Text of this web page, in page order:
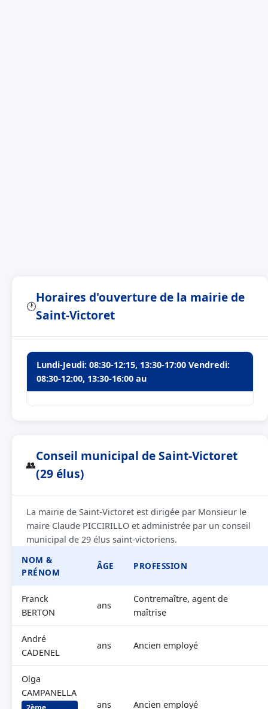
🕐
Horaires d'ouverture de la mairie de
Saint-Victoret
Lundi-Jeudi: 08:30-12:15, 13:30-17:00 Vendredi:
08:30-12:00, 13:30-16:00 au
👥
Conseil municipal de Saint-Victoret
(29 élus)
La mairie de Saint-Victoret est dirigée par Monsieur le
maire Claude PICCIRILLO et administrée par un conseil
municipal de 29 élus saint-victoriens.
NOM &
PRÉNOM
ÂGE PROFESSION
Franck
BERTON
ans
Contremaître, agent de
maîtrise
André
CADENEL
ans Ancien employé
Olga
CAMPANELLA
ans Ancien employé